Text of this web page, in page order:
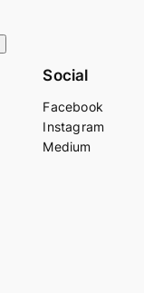
Social
Facebook
Instagram
Medium